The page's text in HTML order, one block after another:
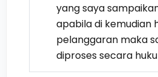
yang saya
apabila di kemudian
pelanggaran maka
diproses secara